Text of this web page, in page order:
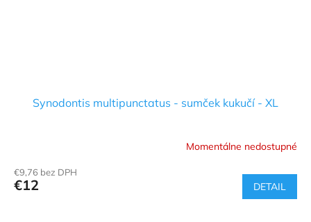
Synodontis multipunctatus - sumček kukučí - XL
Momentálne nedostupné
€9,76 bez DPH
€12 DETAIL